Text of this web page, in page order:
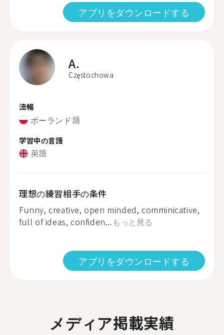
アプリをダウンロードする
A.
Częstochowa
流暢
ポーランド語
学習中の言語
英語
理想の練習相手の条件
Funny, creative, open minded, comminicative,
full of ideas, confiden... もっと見る
アプリをダウンロードする
メディア掲載実績